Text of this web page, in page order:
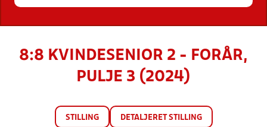
8:8 KVINDESENIOR 2 - FORÅR,
PULJE 3 (2024)
STILLING DETALJERET STILLING